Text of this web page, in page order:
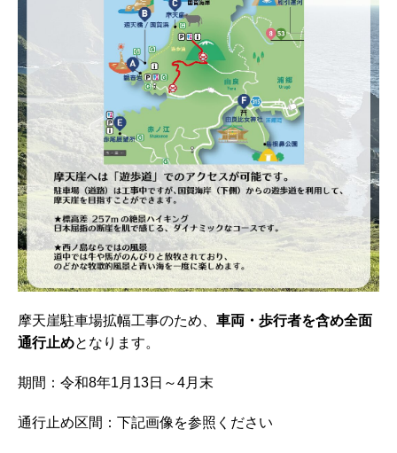
摩天崖駐車場拡幅工事のため、 車両・歩行者を含め全面
通行止めとなります。
期間：令和8年1月13日～4月末
通行止め区間：下記画像を参照ください